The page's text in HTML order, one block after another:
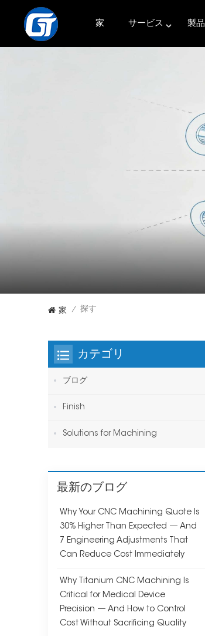
家 サービス 製品
家 / 探す
カテゴリ
ブログ
Finish
Solutions for Machining
最新のブログ
Why Your CNC Machining Quote Is
30% Higher Than Expected — And
7 Engineering Adjustments That
Can Reduce Cost Immediately
Why Titanium CNC Machining Is
Critical for Medical Device
Precision — And How to Control
Cost Without Sacrificing Quality